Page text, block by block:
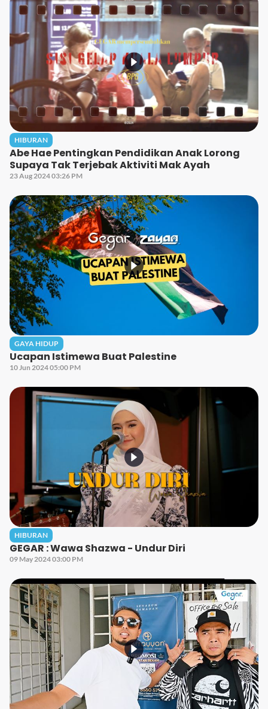
HIBURAN
Abe Hae Pentingkan Pendidikan Anak Lorong
Supaya Tak Terjebak Aktiviti Mak Ayah
23 Aug 2024 03:26 PM
GAYA HIDUP
Ucapan Istimewa Buat Palestine
10 Jun 2024 05:00 PM
HIBURAN
GEGAR : Wawa Shazwa - Undur Diri
09 May 2024 03:00 PM